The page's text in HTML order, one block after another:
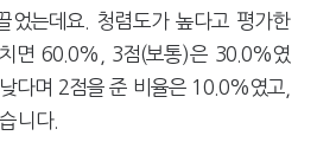
었는데요. 청렴도가 높다고 평가한
면 60.0%, 3점(보통)은 30.0%였
다며 2점을 준 비율은 10.0%였고,
니다.